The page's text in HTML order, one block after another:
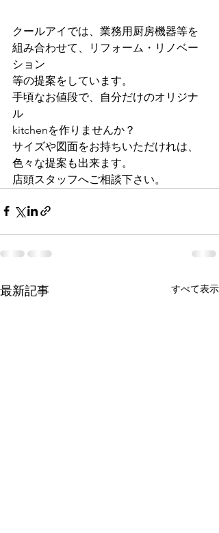
クールアイでは、業務用厨房機器等を
組み合わせて、リフォーム・リノベー
ション
等の提案をしています。
手頃なお値段で、自分だけのオリジナ
ル
kitchenを作りませんか？
サイズや図面をお持ちいただけれは、
色々な提案も出来ます。
店頭スタッフへご相談下さい。
最新記事 すべて表示